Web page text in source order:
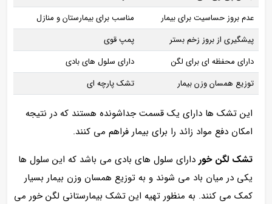
عدم بروز حساسیت برای بیمار
مناسب برای بیمارستان و منازل
پیشگیری از بروز زخم بستر
پمپ قوی
دارای محفظه ای برای لگن
دارای سلول های بادی
توزیع همسان وزن بیمار
تشک پارچه ای
این تشک ها دارای یک قسمت جداشونده هستند که در نتیجه
امکان دفع مواد زائد را برای بیمار فراهم می کنند.
تشک لگن خور دارای سلول های بادی می باشد که این سلول ها
یکی در میان باد می شوند و به توزیع همسان وزن بیمار بسیار
کمک می کنند. به منظور تهیه این تشک بیمارستانی لگن خور می